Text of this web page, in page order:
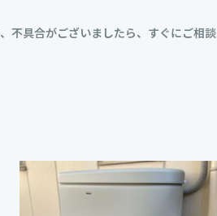
不具合がございましたら、すぐにご相談